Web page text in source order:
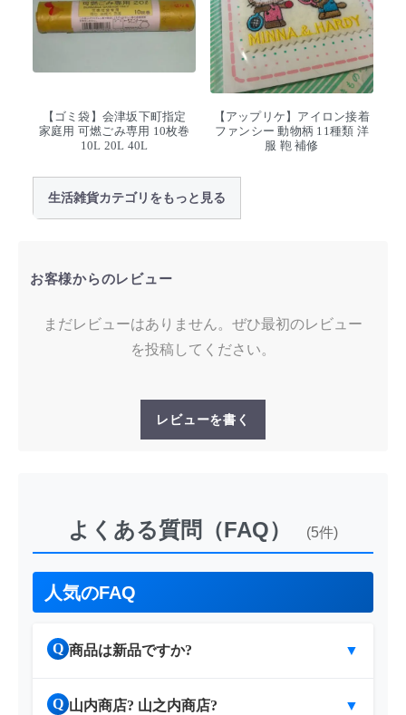
【ゴミ袋】会津坂下町指定
家庭用 可燃ごみ専用 10枚巻
10L 20L 40L
【アップリケ】アイロン接着
ファンシー 動物柄 11種類 洋
服 鞄 補修
生活雑貨カテゴリをもっと見る
お客様からのレビュー
まだレビューはありません。ぜひ最初のレビュー
を投稿してください。
レビューを書く
よくある質問（FAQ） (5件)
人気のFAQ
Q 商品は新品ですか? ▼
Q 山内商店? 山之内商店? ▼